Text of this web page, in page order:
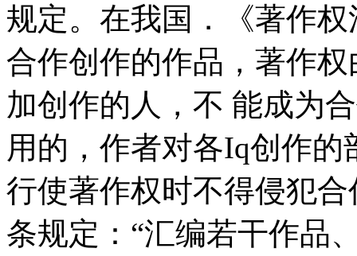
规定。在我国．《著作
合作创作的作品，著作
加创作的人，不 能成为
用的，作者对各Iq创作
行使著作权时不得侵犯
条规定：“汇编若干作品